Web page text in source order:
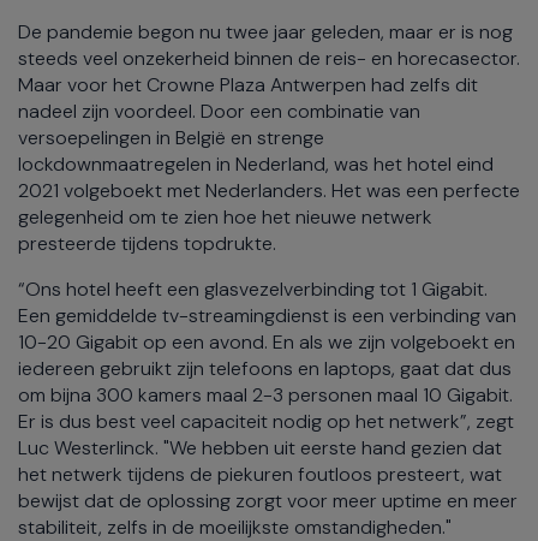
De pandemie begon nu twee jaar geleden, maar er is nog
steeds veel onzekerheid binnen de reis- en horecasector.
Maar voor het Crowne Plaza Antwerpen had zelfs dit
nadeel zijn voordeel. Door een combinatie van
versoepelingen in België en strenge
lockdownmaatregelen in Nederland, was het hotel eind
2021 volgeboekt met Nederlanders. Het was een perfecte
gelegenheid om te zien hoe het nieuwe netwerk
presteerde tijdens topdrukte.
“Ons hotel heeft een glasvezelverbinding tot 1 Gigabit.
Een gemiddelde tv-streamingdienst is een verbinding van
10-20 Gigabit op een avond. En als we zijn volgeboekt en
iedereen gebruikt zijn telefoons en laptops, gaat dat dus
om bijna 300 kamers maal 2-3 personen maal 10 Gigabit.
Er is dus best veel capaciteit nodig op het netwerk”, zegt
Luc Westerlinck. "We hebben uit eerste hand gezien dat
het netwerk tijdens de piekuren foutloos presteert, wat
bewijst dat de oplossing zorgt voor meer uptime en meer
stabiliteit, zelfs in de moeilijkste omstandigheden."